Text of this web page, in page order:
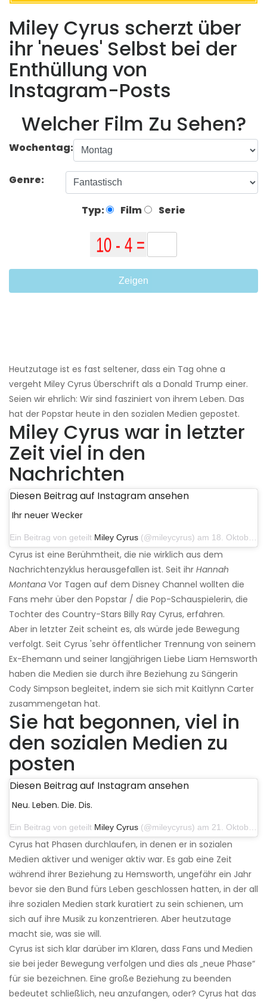
Miley Cyrus scherzt über
ihr 'neues' Selbst bei der
Enthüllung von
Instagram-Posts
Welcher Film Zu Sehen?
Wochentag:
Genre:
Typ: Film Serie
Zeigen
Heutzutage ist es fast seltener, dass ein Tag ohne a
vergeht Miley Cyrus Überschrift als a Donald Trump einer.
Seien wir ehrlich: Wir sind fasziniert von ihrem Leben. Das
hat der Popstar heute in den sozialen Medien gepostet.
Miley Cyrus war in letzter
Zeit viel in den
Nachrichten
Diesen Beitrag auf Instagram ansehen
Ihr neuer Wecker
Ein Beitrag von geteilt Miley Cyrus (@mileycyrus) am 18. Oktober 2019 um 19:03 Uhr PDT
Cyrus ist eine Berühmtheit, die nie wirklich aus dem
Nachrichtenzyklus herausgefallen ist. Seit ihr Hannah
Montana Vor Tagen auf dem Disney Channel wollten die
Fans mehr über den Popstar / die Pop-Schauspielerin, die
Tochter des Country-Stars Billy Ray Cyrus, erfahren.
Aber in letzter Zeit scheint es, als würde jede Bewegung
verfolgt. Seit Cyrus 'sehr öffentlicher Trennung von seinem
Ex-Ehemann und seiner langjährigen Liebe Liam Hemsworth
haben die Medien sie durch ihre Beziehung zu Sängerin
Cody Simpson begleitet, indem sie sich mit Kaitlynn Carter
zusammengetan hat.
Sie hat begonnen, viel in
den sozialen Medien zu
posten
Diesen Beitrag auf Instagram ansehen
Neu. Leben. Die. Dis.
Ein Beitrag von geteilt Miley Cyrus (@mileycyrus) am 21. Oktober 2019 um 12:31 Uhr PDT
Cyrus hat Phasen durchlaufen, in denen er in sozialen
Medien aktiver und weniger aktiv war. Es gab eine Zeit
während ihrer Beziehung zu Hemsworth, ungefähr ein Jahr
bevor sie den Bund fürs Leben geschlossen hatten, in der all
ihre sozialen Medien stark kuratiert zu sein schienen, um
sich auf ihre Musik zu konzentrieren. Aber heutzutage
macht sie, was sie will.
Cyrus ist sich klar darüber im Klaren, dass Fans und Medien
sie bei jeder Bewegung verfolgen und dies als „neue Phase“
für sie bezeichnen. Eine große Beziehung zu beenden
bedeutet schließlich, neu anzufangen, oder? Cyrus hat das